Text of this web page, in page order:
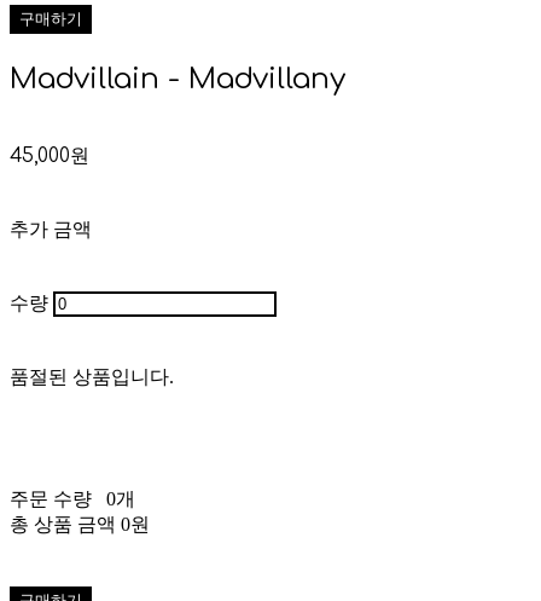
구매하기
Madvillain - Madvillany
45,000원
추가 금액
수량
품절된 상품입니다.
주문 수량
0개
총 상품 금액 0원